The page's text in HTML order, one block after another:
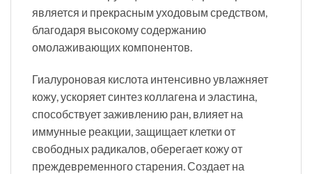
является и прекрасным уходовым средством,
благодаря высокому содержанию
омолаживающих компонентов.
Гиалуроновая кислота интенсивно увлажняет
кожу, ускоряет синтез коллагена и эластина,
способствует заживлению ран, влияет на
иммунные реакции, защищает клетки от
свободных радикалов, оберегает кожу от
преждевременного старения. Создает на